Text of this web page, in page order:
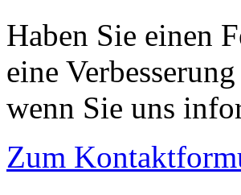
Haben Sie einen
eine
wenn Sie uns
Zum